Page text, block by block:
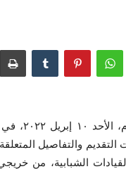
ينظم خريجي
التقديم والتفاصيل
الشبابية، من